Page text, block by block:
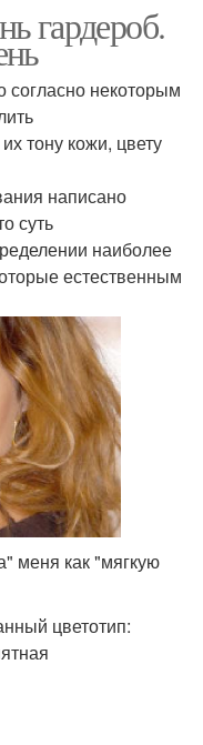
гардероб.
согласно некоторым
тону кожи, цвету
написано
суть
наиболее
естественным
меня как "мягкую
цветотип: